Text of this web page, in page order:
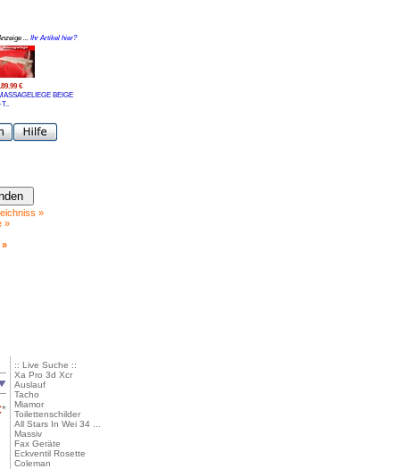
... Ihr Artikel hier?
€
BEIGE
»
»
»
*
:: Live Suche ::
Xa Pro 3d Xcr
Auslauf
Tacho
Miamor
Toilettenschilder
All Stars In Wei 34 ...
Massiv
Fax Geräte
Eckventil Rosette
Coleman